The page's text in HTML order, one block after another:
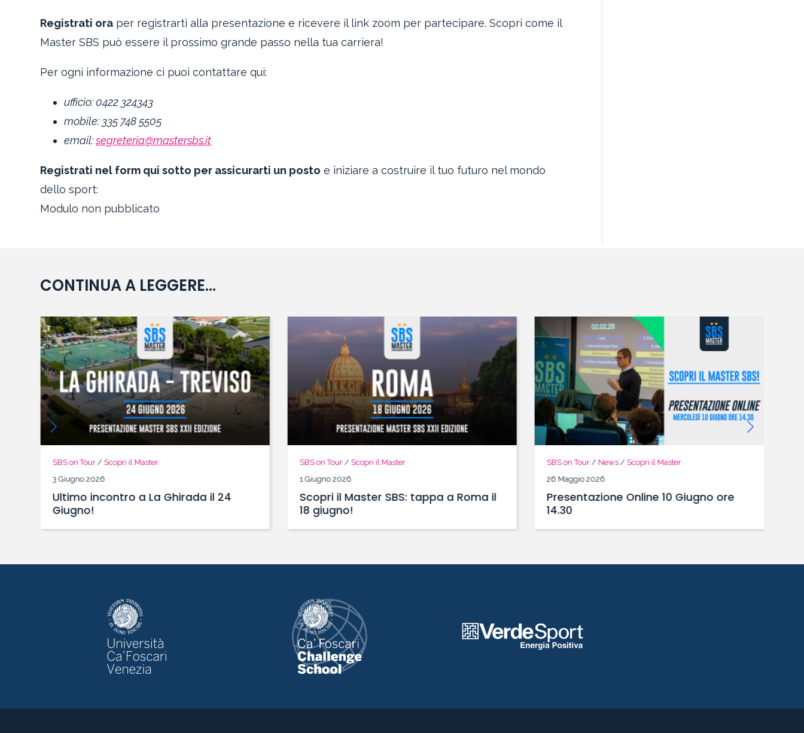
Registrati ora per registrarti alla presentazione e ricevere il link zoom per partecipare. Scopri come il
Master SBS può essere il prossimo grande passo nella tua carriera!
Per ogni informazione ci puoi contattare qui:
ufficio: 0422 324343
mobile: 335 748 5505
email:segreteria@mastersbs.it
Registrati nel form qui sotto per assicurarti un posto e iniziare a costruire il tuo futuro nel mondo
dello sport:
Modulo non pubblicato
CONTINUA A LEGGERE...
SBS on Tour/ Scopri il Master
3 Giugno 2026
Ultimo incontro a La Ghirada il 24
Giugno!
SBS on Tour/ Scopri il Master
1 Giugno 2026
Scopri il Master SBS: tappa a Roma il
18 giugno!
SBS on Tour/ News/ Scopri il Master
26 Maggio 2026
Presentazione Online 10 Giugno ore
14.30